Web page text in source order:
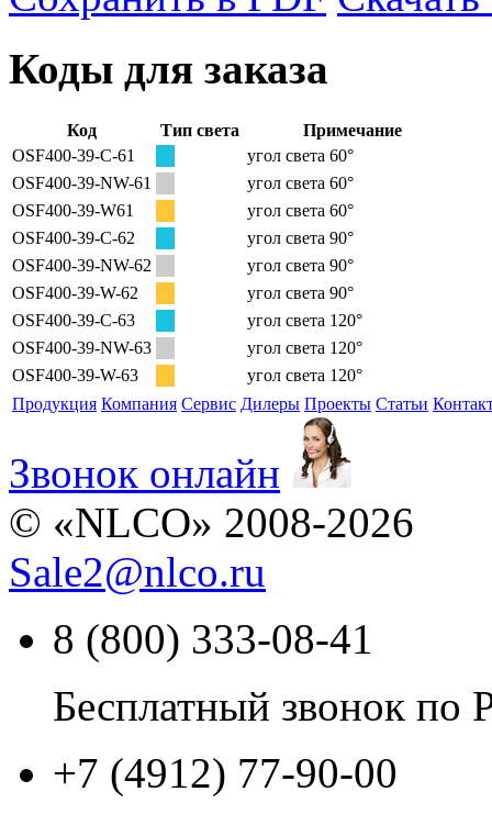
Коды для заказа
Код Тип света
Примечание
OSF400-39-C-61
угол света 60°
OSF400-39-NW-61
угол света 60°
OSF400-39-W61
угол света 60°
OSF400-39-C-62
угол света 90°
OSF400-39-NW-62
угол света 90°
OSF400-39-W-62
угол света 90°
OSF400-39-C-63
угол света 120°
OSF400-39-NW-63
угол света 120°
OSF400-39-W-63
угол света 120°
Продукция Компания Сервис Дилеры Проекты Статьи
Звонок онлайн
© «NLCO» 2008-2026
Sale2@nlco.ru
8 (800) 333-08-41
Бесплатный звонок по
+7 (4912) 77-90-00